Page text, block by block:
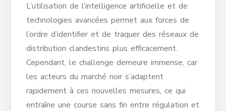
L’utilisation de l’intelligence artificielle et de
technologies avancées permet aux forces de
l’ordre d’identifier et de traquer des réseaux de
distribution clandestins plus efficacement.
Cependant, le challenge demeure immense, car
les acteurs du marché noir s’adaptent
rapidement à ces nouvelles mesures, ce qui
entraîne une course sans fin entre régulation et